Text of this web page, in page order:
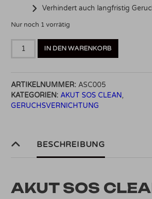
Verhindert auch langfristig
Nur noch 1 vorrätig
AKUT
SMOKE
OFF
Rauchvernichter
Menge
IN DEN WARENKORB
ARTIKELNUMMER: ASC005
KATEGORIEN: AKUT SOS CLEAN,
GERUCHSVERNICHTUNG
BESCHREIBUNG
AKUT SOS